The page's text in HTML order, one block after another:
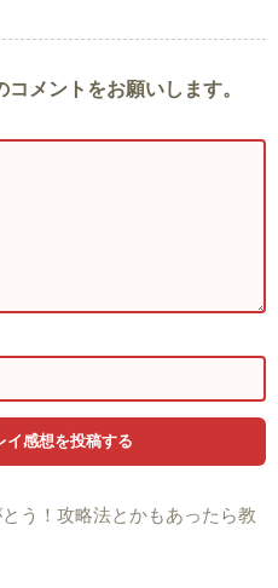
メントをお願いします。
う！攻略法とかもあったら教